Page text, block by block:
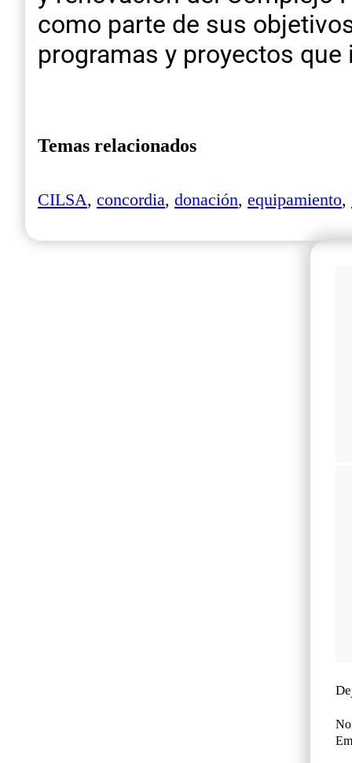
como parte de sus
programas y proyectos
Temas relacionados
CILSA, concordia, donación, equipamiento,